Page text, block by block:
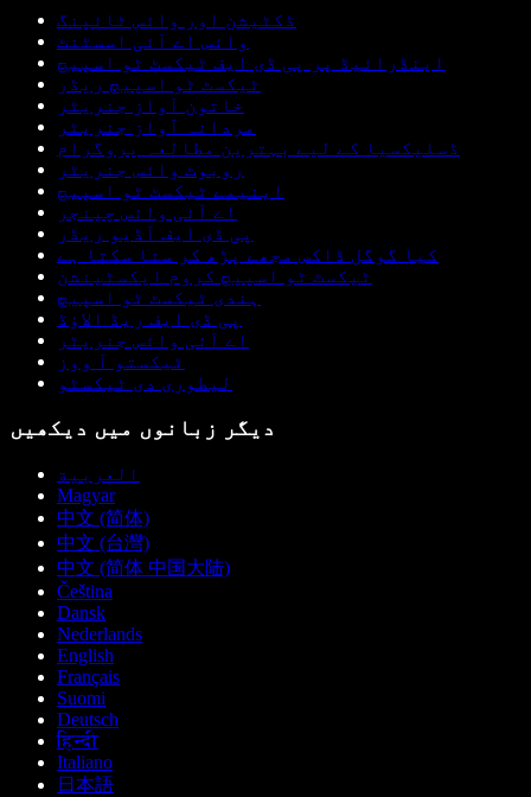
ڈکٹیشن اور وائس ٹائپنگ
وائس اے آئی اسسٹنٹ
اینڈرائیڈ پر پی ڈی ایف ٹیکسٹ ٹو اسپیچ
ٹیکسٹ ٹو اسپیچ ریڈر
خاتون آواز جنریٹر
مردانہ آواز جنریٹر
ڈسلیکسیا کے لیے بہترین مطالعہ پروگرام
روبوٹ وائس جنریٹر
اینیمے ٹیکسٹ ٹو اسپیچ
اے آئی وائس چینجر
پی ڈی ایف آڈیو ریڈر
کیا گوگل ڈاکس مجھے پڑھ کر سنا سکتا ہے
ٹیکسٹ ٹو اسپیچ کروم ایکسٹینشن
ہندی ٹیکسٹ ٹو اسپیچ
پی ڈی ایف ریڈ الاؤڈ
اے آئی وائس جنریٹر
ٹیکستو آ ووز
لیطوری دی ٹیکسٹو
دیگر زبانوں میں دیکھیں
العربية
Magyar
中文 (简体)
中文 (台灣)
中文 (简体 中国大陆)
Čeština
Dansk
Nederlands
English
Français
Suomi
Deutsch
हिन्दी
Italiano
日本語